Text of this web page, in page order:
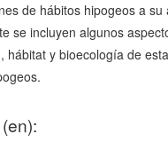
de hábitos hipogeos a su
se incluyen algunos
hábitat y bioecología de